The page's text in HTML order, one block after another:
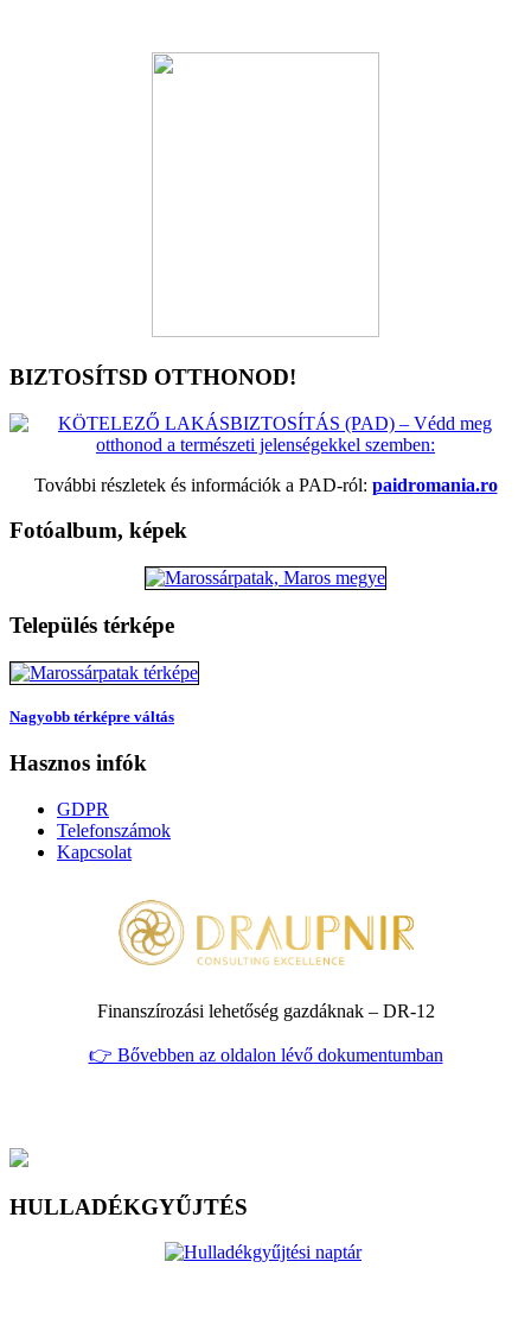
BIZTOSÍTSD OTTHONOD!
További részletek és információk a PAD-ról: paidromania.ro
Fotóalbum, képek
Település térképe
Nagyobb térképre váltás
Hasznos infók
GDPR
Telefonszámok
Kapcsolat
Finanszírozási lehetőség gazdáknak – DR‑12
👉 Bővebben az oldalon lévő dokumentumban
HULLADÉKGYŰJTÉS